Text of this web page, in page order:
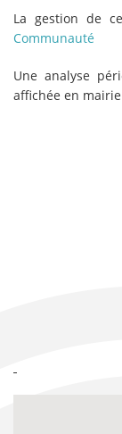
La gestion de
Communauté
Une analyse
affichée en